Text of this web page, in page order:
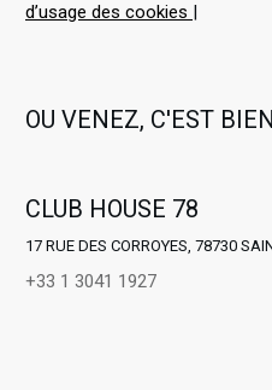
d’usage des cookies
OU VENEZ, C'EST
CLUB HOUSE 78
17 RUE DES CORROYES, 78730
+33 1 3041 1927